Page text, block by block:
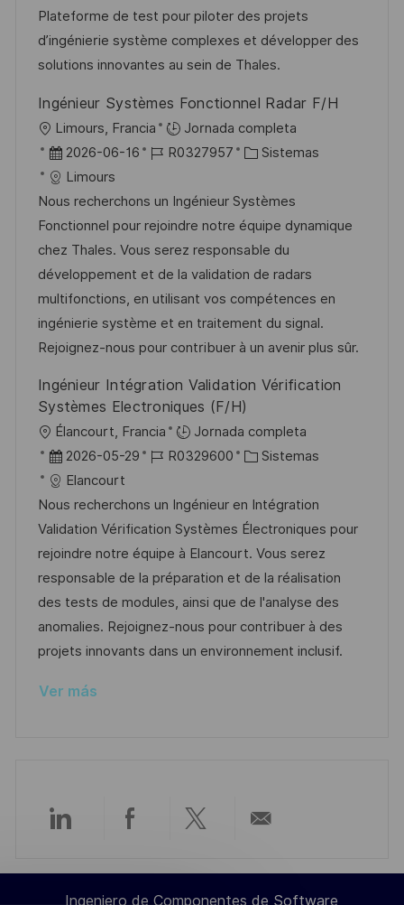
i
ó
n
a
c
i
n
h
a
d
p
u
b
i
c
a
c
i
ó
n
e
e
m
l
e
o
e
g
o
í
a
Plateforme de test pour piloter des projets
d’ingénierie système complexes et développer des
solutions innovantes au sein de Thales.
Ingénieur Systèmes Fonctionnel Radar F/H
U
b
c
a
c
i
ó
n
Limours, Francia
Jornada completa
F
e
c
h
a
d
e
p
u
l
i
a
c
n
2026-06-16
I
d
e
e
m
p
l
e
R0327957
C
t
e
g
o
r
í
a
Sistemas
Limours
Nous recherchons un Ingénieur Systèmes
Fonctionnel pour rejoindre notre équipe dynamique
chez Thales. Vous serez responsable du
développement et de la validation de radars
multifonctions, en utilisant vos compétences en
ingénierie système et en traitement du signal.
Rejoignez-nous pour contribuer à un avenir plus sûr.
Ingénieur Intégration Validation Vérification
Systèmes Electroniques (F/H)
U
b
c
a
c
i
ó
n
Élancourt, Francia
Jornada completa
F
e
c
h
a
d
e
p
u
l
2026-05-29
I
d
e
e
m
p
l
e
R0329600
C
t
e
g
o
r
í
a
Sistemas
Elancourt
Nous recherchons un Ingénieur en Intégration
Validation Vérification Systèmes Électroniques pour
rejoindre notre équipe à Elancourt. Vous serez
responsable de la préparation et de la réalisation
des tests de modules, ainsi que de l'analyse des
anomalies. Rejoignez-nous pour contribuer à des
projets innovants dans un environnement inclusif.
Ver más
Compartir
a
Compartir
a
Compartir
a
por
Ingeniero de Componentes de Software